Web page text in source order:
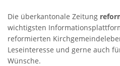
Die überkantonale Zeitung
wichtigsten
reformierten
Leseinteresse und gerne auch
Wünsche.